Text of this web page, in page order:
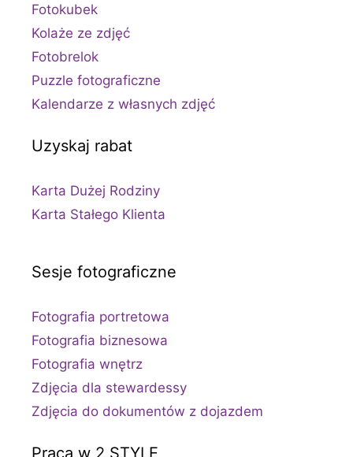
Fotokubek
Kolaże ze zdjęć
Fotobrelok
Puzzle fotograficzne
Kalendarze z własnych zdjęć
Uzyskaj rabat
Karta Dużej Rodziny
Karta Stałego Klienta
Sesje fotograficzne
Fotografia portretowa
Fotografia biznesowa
Fotografia wnętrz
Zdjęcia dla stewardessy
Zdjęcia do dokumentów z dojazdem
Praca w 2 STYLE